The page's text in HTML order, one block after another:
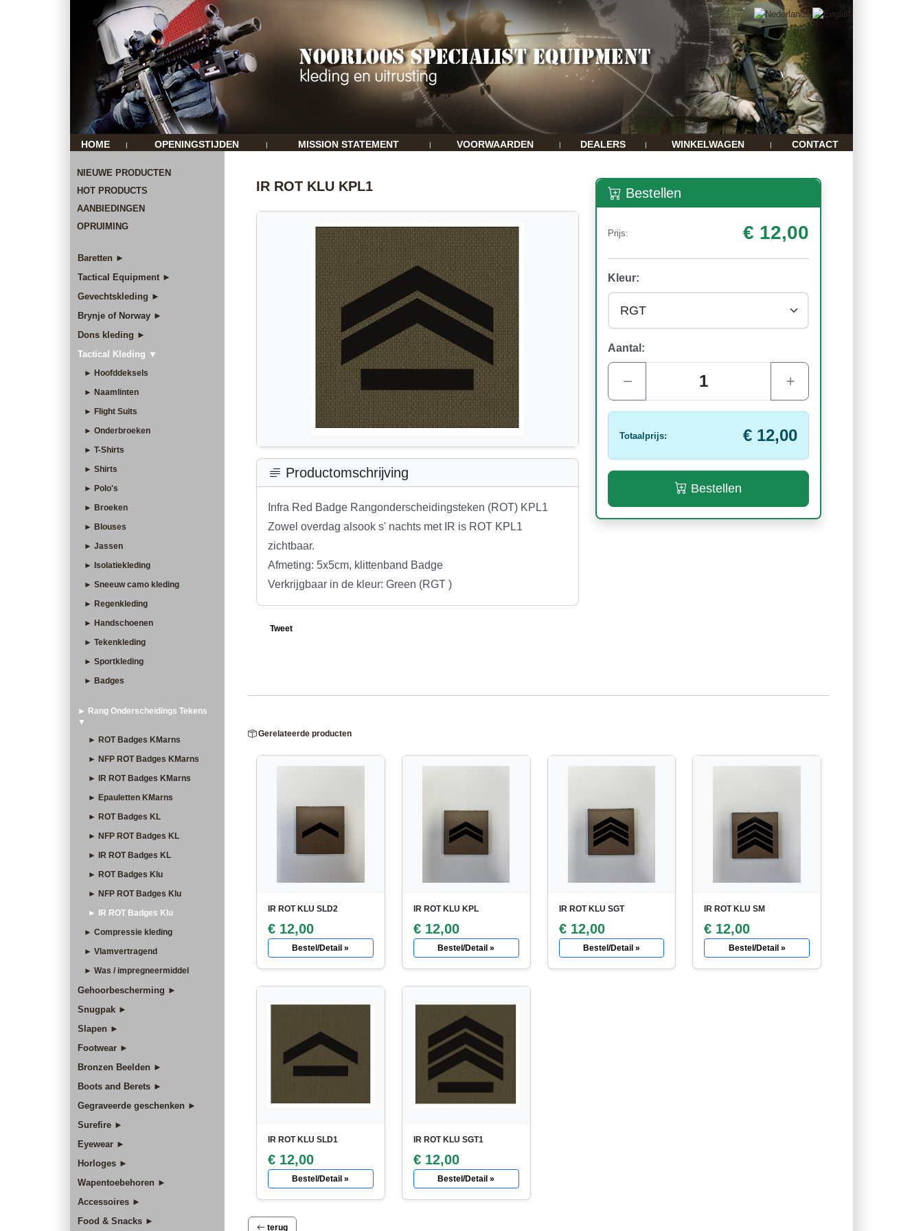
HOME | OPENINGSTIJDEN | MISSION STATEMENT | VOORWAARDEN | DEALERS | WINKELWAGEN | CONTACT
NIEUWE PRODUCTEN
HOT PRODUCTS
AANBIEDINGEN
OPRUIMING
Baretten ►
Tactical Equipment ►
Gevechtskleding ►
Brynje of Norway ►
Dons kleding ►
Tactical Kleding ▼
► Hoofddeksels
► Naamlinten
► Flight Suits
► Onderbroeken
► T-Shirts
► Shirts
► Polo's
► Broeken
► Blouses
► Jassen
► Isolatiekleding
► Sneeuw camo kleding
► Regenkleding
► Handschoenen
► Tekenkleding
► Sportkleding
► Badges
► Rang Onderscheidings Tekens
▼
► ROT Badges KMarns
► NFP ROT Badges KMarns
► IR ROT Badges KMarns
► Epauletten KMarns
► ROT Badges KL
► NFP ROT Badges KL
► IR ROT Badges KL
► ROT Badges Klu
► NFP ROT Badges Klu
► IR ROT Badges Klu
► Compressie kleding
► Vlamvertragend
► Was / impregneermiddel
Gehoorbescherming ►
Snugpak ►
Slapen ►
Footwear ►
Bronzen Beelden ►
Boots and Berets ►
Gegraveerde geschenken ►
Surefire ►
Eyewear ►
Horloges ►
Wapentoebehoren ►
Accessoires ►
Food & Snacks ►
IR ROT KLU KPL1
Productomschrijving
Infra Red Badge Rangonderscheidingsteken (ROT) KPL1
Zowel overdag alsook s' nachts met IR is ROT KPL1
zichtbaar.
Afmeting: 5x5cm, klittenband Badge
Verkrijgbaar in de kleur: Green (RGT )
Tweet
Bestellen
Prijs: € 12,00
Kleur:
Aantal:
Totaalprijs: € 12,00
Bestellen
Gerelateerde producten
IR ROT KLU SLD2
€ 12,00
Bestel/Detail »
IR ROT KLU KPL
€ 12,00
Bestel/Detail »
IR ROT KLU SGT
€ 12,00
Bestel/Detail »
IR ROT KLU SM
€ 12,00
Bestel/Detail »
IR ROT KLU SLD1
€ 12,00
Bestel/Detail »
IR ROT KLU SGT1
€ 12,00
Bestel/Detail »
terug